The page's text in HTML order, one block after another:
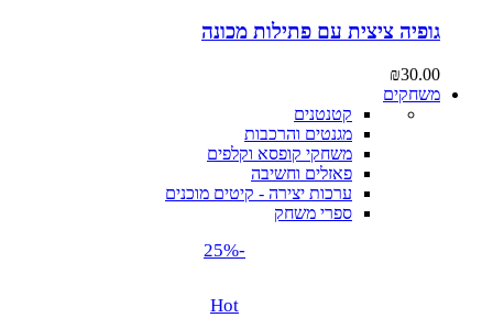
גופיה ציצית עם פתילות מכונה
₪30.00
משחקים
קטנטנים
מגנטים והרכבות
משחקי קופסא וקלפים
פאזלים וחשיבה
ערכות יצירה - קיטים מוכנים
ספרי משחק
-25%
Hot